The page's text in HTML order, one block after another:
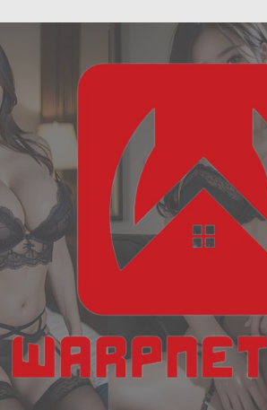
ฝัน
เห็น
to
content